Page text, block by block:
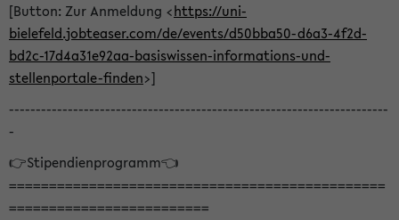
[Button: Zur Anmeldung <https://uni-
bielefeld.jobteaser.com/de/events/d50bba50-d6a3-4f2d-
bd2c-17d4a31e92aa-basiswissen-informations-und-
stellenportale-finden>]
-----------------------------------------------------------------------
-
👉Stipendienprogramm👈
===============================================
=========================